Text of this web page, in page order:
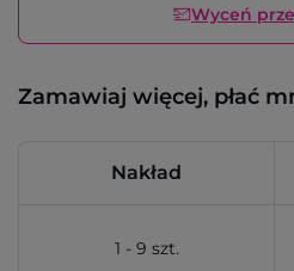
Wyceń
Zamawiaj więcej, płać
Nakład
1 - 9 szt.